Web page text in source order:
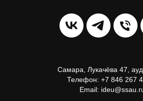
Самара, Лукачёва 47,
Телефон: +7 846 267
Email: